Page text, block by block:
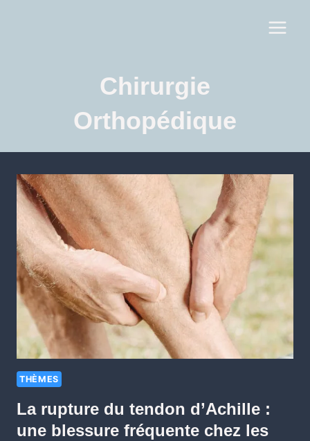
Chirurgie
Orthopédique
THÈMES
La rupture du tendon d’Achille :
une blessure fréquente chez les